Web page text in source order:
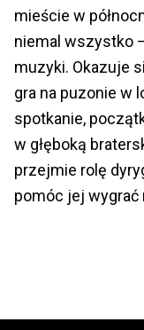
mieście w
niemal wszystko
muzyki. Okazuje
gra na puzonie w
spotkanie,
w głęboką
przejmie rolę
pomóc jej wygrać